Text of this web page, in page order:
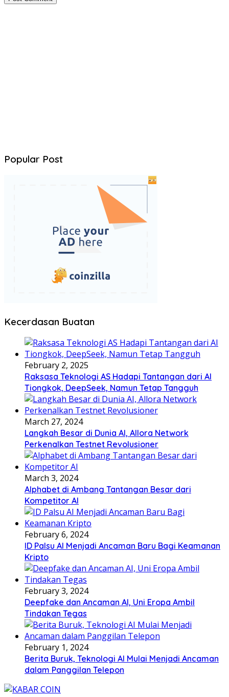
Popular Post
Kecerdasan Buatan
February 2, 2025
Raksasa Teknologi AS Hadapi Tantangan dari AI
Tiongkok, DeepSeek, Namun Tetap Tangguh
March 27, 2024
Langkah Besar di Dunia AI, Allora Network
Perkenalkan Testnet Revolusioner
March 3, 2024
Alphabet di Ambang Tantangan Besar dari
Kompetitor AI
February 6, 2024
ID Palsu AI Menjadi Ancaman Baru Bagi Keamanan
Kripto
February 3, 2024
Deepfake dan Ancaman AI, Uni Eropa Ambil
Tindakan Tegas
February 1, 2024
Berita Buruk, Teknologi AI Mulai Menjadi Ancaman
dalam Panggilan Telepon